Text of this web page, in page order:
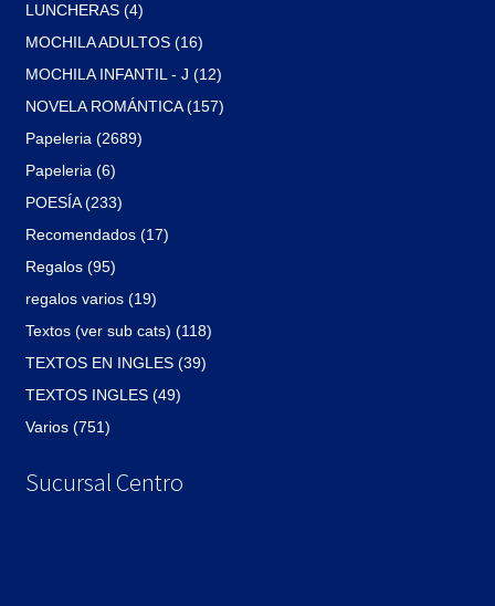
LUNCHERAS (4)
MOCHILA ADULTOS (16)
MOCHILA INFANTIL - J (12)
NOVELA ROMÁNTICA (157)
Papeleria (2689)
Papeleria (6)
POESÍA (233)
Recomendados (17)
Regalos (95)
regalos varios (19)
Textos (ver sub cats) (118)
TEXTOS EN INGLES (39)
TEXTOS INGLES (49)
Varios (751)
Sucursal Centro